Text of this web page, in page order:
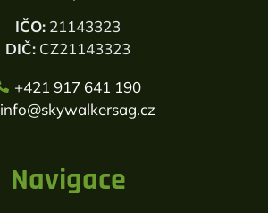
IČO: 21143323
DIČ: CZ21143323
+421 917 641 190
info@skywalkersag.cz
Navigace